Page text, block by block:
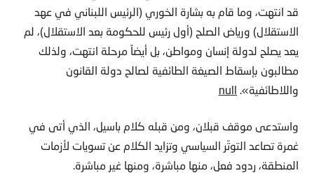
قد انتهت، وما قام به بشارة الخوري (الرئيس اللبناني في عهد
الاستقلال) ورياض الصلح (أول رئيس للحكومة بعد الاستقلال)، لم
يعد يصلح لدولة إنسان ومواطن، بل أيضاً مرحلة انتهت، ولذلك
مطالبون بإسقاط الصيغة الطائفية لصالح دولة القانون
واللاطائفية». null
واستدعى موقف قبلان، ومن قبله كلام باسيل، الذي أتى في
غمرة تصاعد التوتّر السياسي وتزايد الكلام عن تسويات لأزمات
المنطقة، ردود فعل، منها مباشرة، ومنها غير مباشرة.